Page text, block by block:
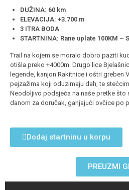
DUŽINA: 60 km
ELEVACIJA: +3.700 m
3 ITRA BODA
STARTNINA: Rane uplate 100KM –
Trail na kojem se moralo dobro paziti
otišla preko +4000m. Drugo lice
legende, kanjon Rakitnice i oštri greben
pejzažima koji oduzimaju dah, te
Neodoljivo podsjeća na naše pretke što
danom za doručak, ganjajući ovčice po
Dodaj startninu u korpu
PREUZMI